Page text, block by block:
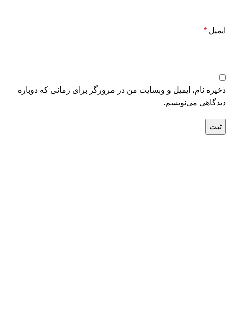
ایمیل *
ذخیره نام، ایمیل و وبسایت من در مرورگر برای زمانی که دوباره
دیدگاهی می‌نویسم.